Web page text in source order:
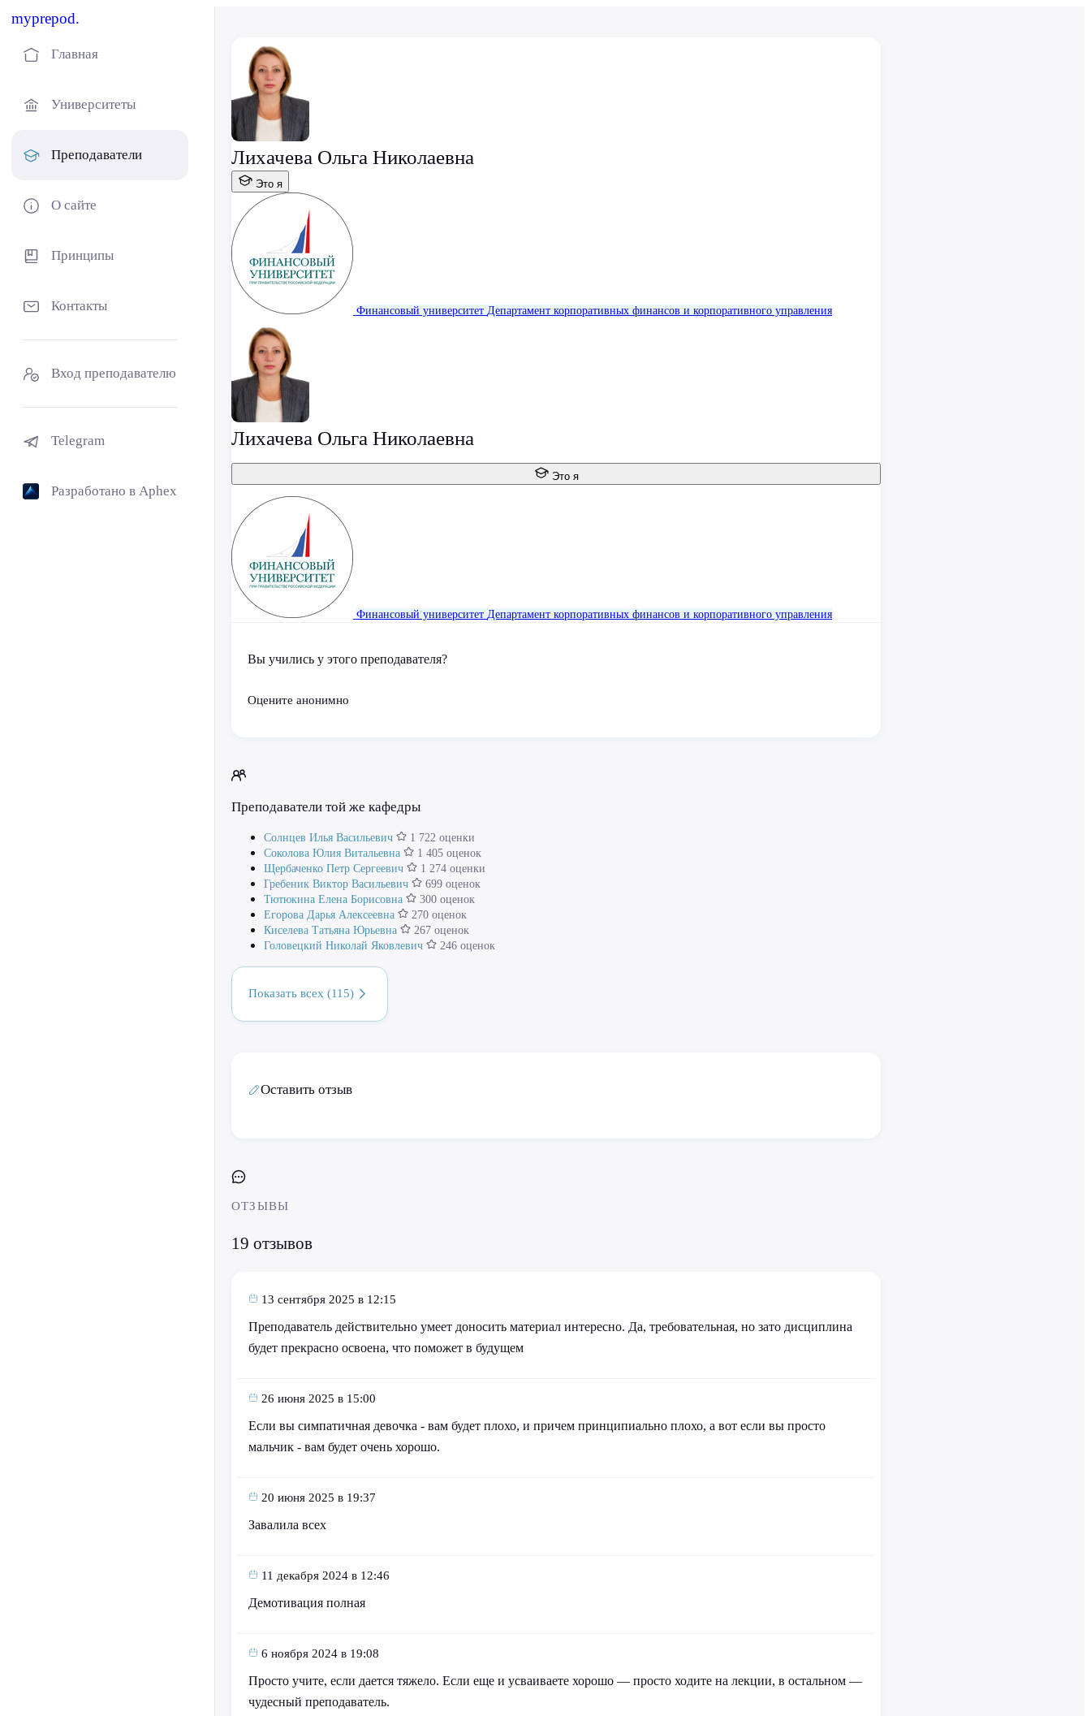
myprepod.
Главная
Университеты
Преподаватели
О сайте
Принципы
Контакты
Вход преподавателю
Telegram
Разработано в Aphex
Лихачева Ольга Николаевна
Это я
Финансовый университет Департамент корпоративных финансов и корпоративного управления
Лихачева Ольга Николаевна
Это я
Финансовый университет Департамент корпоративных финансов и корпоративного управления
Вы учились у этого преподавателя?
Оцените анонимно
Преподаватели той же кафедры
Солнцев Илья Васильевич
1 722 оценки
Соколова Юлия Витальевна
1 405 оценок
Щербаченко Петр Сергеевич
1 274 оценки
Гребеник Виктор Васильевич
699 оценок
Тютюкина Елена Борисовна
300 оценок
Егорова Дарья Алексеевна
270 оценок
Киселева Татьяна Юрьевна
267 оценок
Головецкий Николай Яковлевич
246 оценок
Показать всех (115)
Оставить отзыв
ОТЗЫВЫ
19 отзывов
13 сентября 2025 в 12:15
Преподаватель действительно умеет доносить материал интересно. Да, требовательная, но зато дисциплина
будет прекрасно освоена, что поможет в будущем
26 июня 2025 в 15:00
Если вы симпатичная девочка - вам будет плохо, и причем принципиально плохо, а вот если вы просто
мальчик - вам будет очень хорошо.
20 июня 2025 в 19:37
Завалила всех
11 декабря 2024 в 12:46
Демотивация полная
6 ноября 2024 в 19:08
Просто учите, если дается тяжело. Если еще и усваиваете хорошо — просто ходите на лекции, в остальном —
чудесный преподаватель.